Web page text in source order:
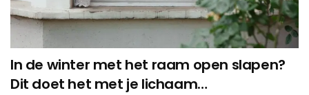
In de winter met het raam open slapen?
Dit doet het met je lichaam…